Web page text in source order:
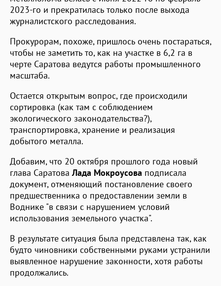
2023-го и прекратилась только после выхода
журналистского расследования.
Прокурорам, похоже, пришлось очень постараться,
чтобы не заметить то, как на участке в 6,2 га в
черте Саратова ведутся работы промышленного
масштаба.
Остается открытым вопрос, где происходили
сортировка (как там с соблюдением
экологического законодательства?),
транспортировка, хранение и реализация
добытого металла.
Добавим, что 20 октября прошлого года новый
глава СаратоваЛада Мокроусова подписала
документ, отменяющий постановление своего
предшественника о предоставлении земли в
Воднике "в связи с нарушением условий
использования земельного участка".
В результате ситуация была представлена так, как
будто чиновники собственными руками устранили
выявленное нарушение законности, хотя работы
продолжались.